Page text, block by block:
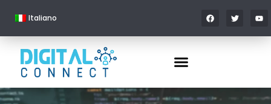
Italiano